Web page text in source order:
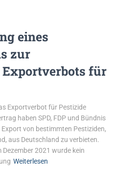
eines
zur
für
Exportverbot für Pestizide
haben SPD, FDP und Bündnis
von bestimmten Pestiziden,
aus Deutschland zu verbieten.
2021 wurde kein
Weiterlesen